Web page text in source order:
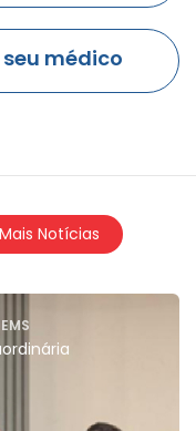
médico
Mais Notícias
de Aprovação em